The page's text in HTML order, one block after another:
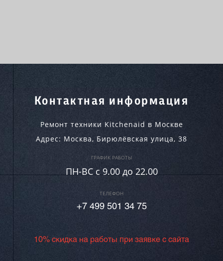
Контактная информация
Ремонт техники Kitchenaid в Москве
Адрес: Москва, Бирюлёвская улица, 38
ГРАФИК РАБОТЫ
ПН-ВC c 9.00 до 22.00
ТЕЛЕФОН
+7 499 501 34 75
10% скидка на работы при заявке с сайта